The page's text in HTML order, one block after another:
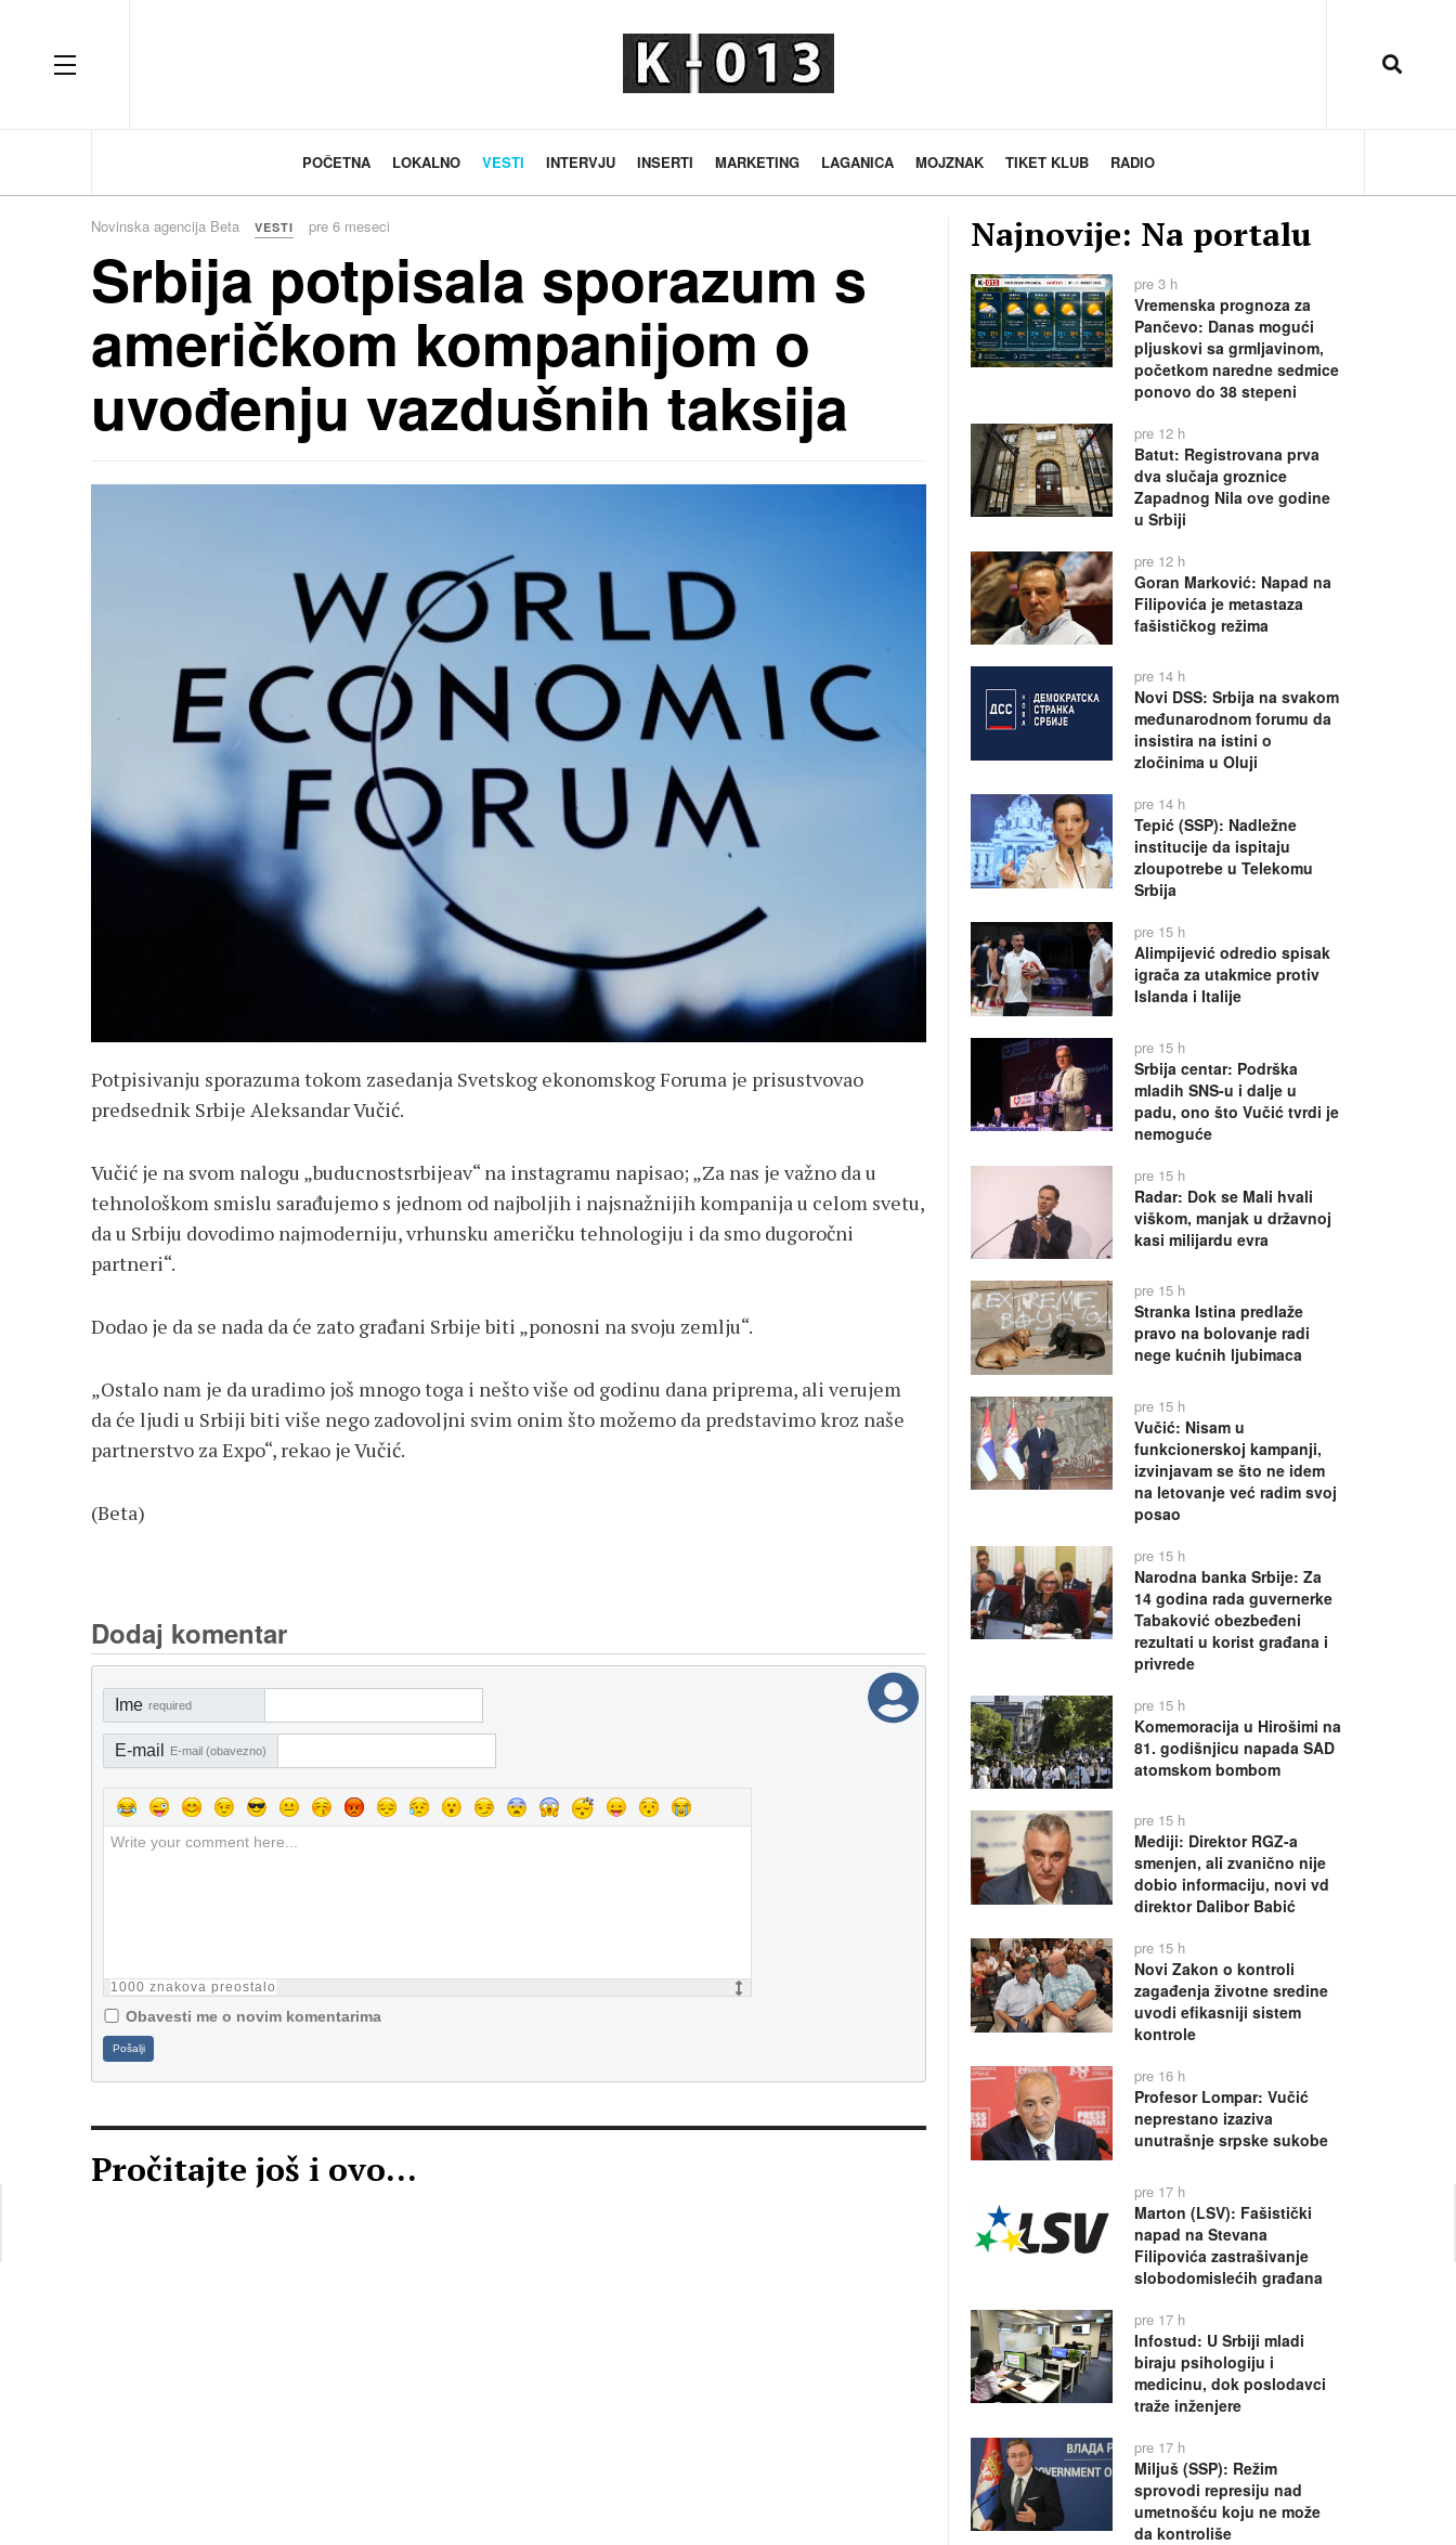
OFF CANVAS
POČETNA LOKALNO VESTI INTERVJU INSERTI MARKETING LAGANICA MOJZNAK TIKET KLUB RADIO
Novinska agencija Beta VESTI pre 6 meseci
Srbija potpisala sporazum s
američkom kompanijom o
uvođenju vazdušnih taksija
Potpisivanju sporazuma tokom zasedanja Svetskog ekonomskog Foruma je prisustvovao
predsednik Srbije Aleksandar Vučić.
Vučić je na svom nalogu „buducnostsrbijeav“ na instagramu napisao; „Za nas je važno da u
tehnološkom smislu sarađujemo s jednom od najboljih i najsnažnijih kompanija u celom svetu,
da u Srbiju dovodimo najmoderniju, vrhunsku američku tehnologiju i da smo dugoročni
partneri“.
Dodao je da se nada da će zato građani Srbije biti „ponosni na svoju zemlju“.
„Ostalo nam je da uradimo još mnogo toga i nešto više od godinu dana priprema, ali verujem
da će ljudi u Srbiji biti više nego zadovoljni svim onim što možemo da predstavimo kroz naše
partnerstvo za Expo“, rekao je Vučić.
(Beta)
Dodaj komentar
Ime required
E-mail E-mail (obavezno)
1000 znakova preostalo
Obavesti me o novim komentarima
Pošalji
Pročitajte još i ovo...
Najnovije: Na portalu
pre 3 h
Vremenska prognoza za
Pančevo: Danas mogući
pljuskovi sa grmljavinom,
početkom naredne sedmice
ponovo do 38 stepeni
pre 12 h
Batut: Registrovana prva
dva slučaja groznice
Zapadnog Nila ove godine
u Srbiji
pre 12 h
Goran Marković: Napad na
Filipovića je metastaza
fašističkog režima
pre 14 h
Novi DSS: Srbija na svakom
međunarodnom forumu da
insistira na istini o
zločinima u Oluji
pre 14 h
Tepić (SSP): Nadležne
institucije da ispitaju
zloupotrebe u Telekomu
Srbija
pre 15 h
Alimpijević odredio spisak
igrača za utakmice protiv
Islanda i Italije
pre 15 h
Srbija centar: Podrška
mladih SNS-u i dalje u
padu, ono što Vučić tvrdi je
nemoguće
pre 15 h
Radar: Dok se Mali hvali
viškom, manjak u državnoj
kasi milijardu evra
pre 15 h
Stranka Istina predlaže
pravo na bolovanje radi
nege kućnih ljubimaca
pre 15 h
Vučić: Nisam u
funkcionerskoj kampanji,
izvinjavam se što ne idem
na letovanje već radim svoj
posao
pre 15 h
Narodna banka Srbije: Za
14 godina rada guvernerke
Tabaković obezbeđeni
rezultati u korist građana i
privrede
pre 15 h
Komemoracija u Hirošimi na
81. godišnjicu napada SAD
atomskom bombom
pre 15 h
Mediji: Direktor RGZ-a
smenjen, ali zvanično nije
dobio informaciju, novi vd
direktor Dalibor Babić
pre 15 h
Novi Zakon o kontroli
zagađenja životne sredine
uvodi efikasniji sistem
kontrole
pre 16 h
Profesor Lompar: Vučić
neprestano izaziva
unutrašnje srpske sukobe
pre 17 h
Marton (LSV): Fašistički
napad na Stevana
Filipovića zastrašivanje
slobodomislećih građana
pre 17 h
Infostud: U Srbiji mladi
biraju psihologiju i
medicinu, dok poslodavci
traže inženjere
pre 17 h
Miljuš (SSP): Režim
sprovodi represiju nad
umetnošću koju ne može
da kontroliše